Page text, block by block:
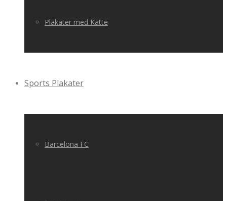
Plakater med Katte
Sports Plakater
Barcelona FC